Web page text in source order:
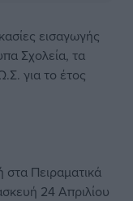
εισαγωγής
Σχολεία, τα
για το έτος
Πειραματικά
24 Απριλίου